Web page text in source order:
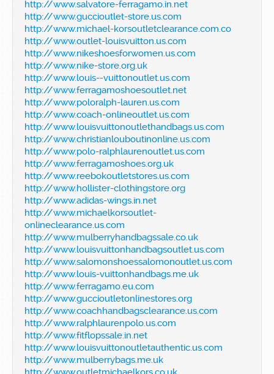
http://www.salvatore-ferragamo.in.net
http://www.guccioutlet-store.us.com
http://www.michael-korsoutletclearance.com.co
http://www.outlet-louisvuitton.us.com
http://www.nikeshoesforwomen.us.com
http://www.nike-store.org.uk
http://www.louis--vuittonoutlet.us.com
http://www.ferragamoshoesoutlet.net
http://www.poloralph-lauren.us.com
http://www.coach-onlineoutlet.us.com
http://www.louisvuittonoutlethandbags.us.com
http://www.christianlouboutinonline.us.com
http://www.polo-ralphlaurenoutlet.us.com
http://www.ferragamoshoes.org.uk
http://www.reebokoutletstores.us.com
http://www.hollister-clothingstore.org
http://www.adidas-wings.in.net
http://www.michaelkorsoutlet-
onlineclearance.us.com
http://www.mulberryhandbagssale.co.uk
http://www.louisvuittonhandbagsoutlet.us.com
http://www.salomonshoessalomonoutlet.us.com
http://www.louis-vuittonhandbags.me.uk
http://www.ferragamo.eu.com
http://www.guccioutletonlinestores.org
http://www.coachhandbagsclearance.us.com
http://www.ralphlaurenpolo.us.com
http://www.fitflopssale.in.net
http://www.louisvuittonoutletauthentic.us.com
http://www.mulberrybags.me.uk